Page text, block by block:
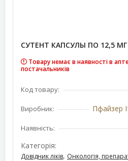
СУТЕНТ КАПСУЛЫ ПО 12,5 МГ
Товару немає в наявності в
постачальників
Код товару:
Виробник: Пфайзер
Наявність:
Категорія:
Довідник ліків, Онкологія,